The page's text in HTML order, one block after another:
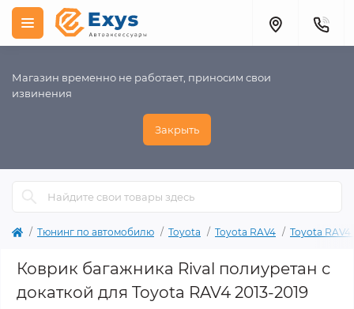
Магазин временно не работает, приносим свои
извинения
Закрыть
Тюнинг по автомобилю Toyota Toyota RAV4 Toyota RAV4
Коврик багажника Rival полиуретан с
докаткой для Toyota RAV4 2013-2019